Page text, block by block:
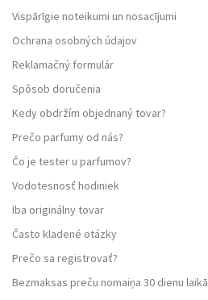
Vispārīgie noteikumi un nosacījumi
Ochrana osobných údajov
Reklamačný formulár
Spôsob doručenia
Kedy obdržím objednaný tovar?
Prečo parfumy od nás?
Čo je tester u parfumov?
Vodotesnosť hodiniek
Iba originálny tovar
Často kladené otázky
Prečo sa registrovať?
Bezmaksas preču nomaiņa 30 dienu laikā